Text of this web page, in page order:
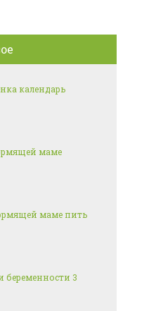
календарь
маме
маме пить
беременности 3